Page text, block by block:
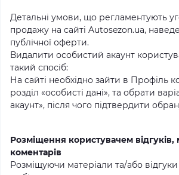
Детальні умови, що регламентують
продажу на сайті Autosezon.ua,
публічної оферти.
Видалити особистий акаунт
такий спосіб:
На сайті необхідно зайти в Профіль
розділ «особисті дані», та обрати
акаунт», після чого підтвердити
Розміщення користувачем відгуків,
коментарів
Розміщуючи матеріали та/або відгуки